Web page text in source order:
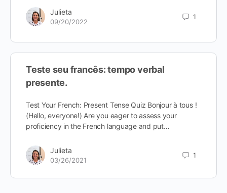
Julieta
09/20/2022
1
Teste seu francês: tempo verbal
presente.
Test Your French: Present Tense Quiz Bonjour à tous !
(Hello, everyone!) Are you eager to assess your
proficiency in the French language and put…
Julieta
03/26/2021
1